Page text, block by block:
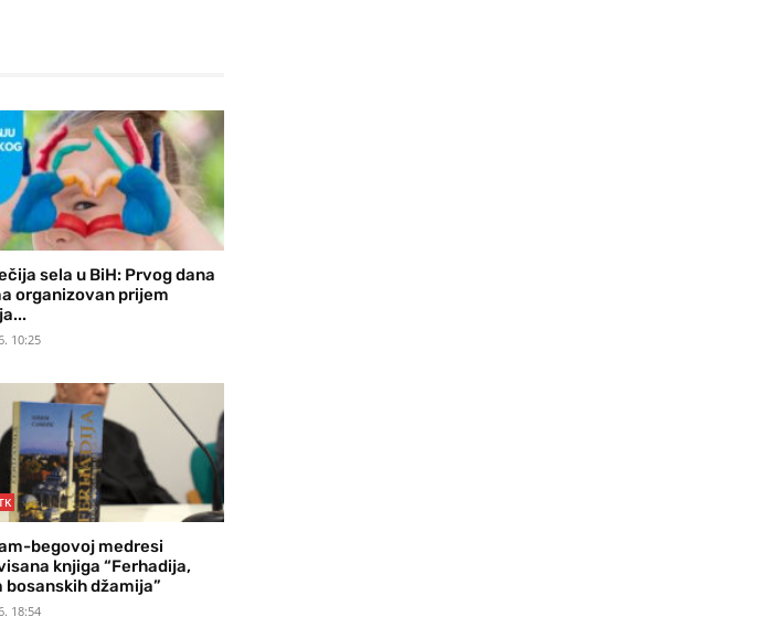
sela u BiH: Prvog dana
organizovan prijem
10:25
begovoj medresi
knjiga “Ferhadija,
bosanskih džamija”
18:54